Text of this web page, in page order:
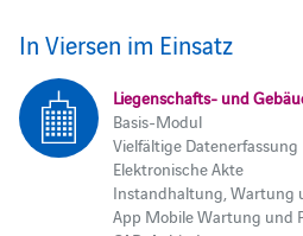
In Viersen im Einsatz
Liegenschafts- und
Basis-Modul
Vielfältige Datenerfassung
Elektronische Akte
Instandhaltung, Wartung
App Mobile Wartung und